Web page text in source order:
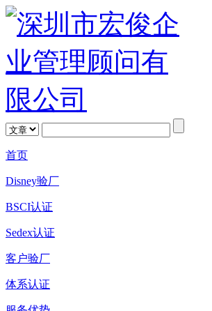
首页
Disney验厂
BSCI认证
Sedex认证
客户验厂
体系认证